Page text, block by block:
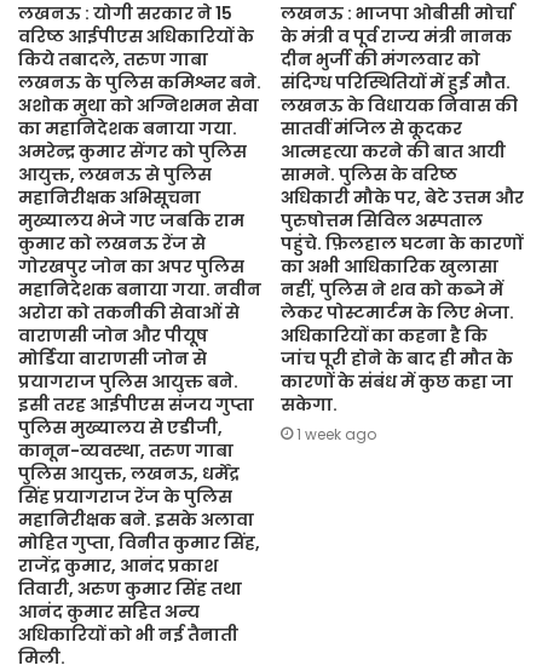
लखनऊ : योगी सरकार ने 15
वरिष्ठ आईपीएस अधिकारियों के
किये तबादले, तरुण गाबा
लखनऊ के पुलिस कमिश्नर बने.
अशोक मुथा को अग्निशमन सेवा
का महानिदेशक बनाया गया.
अमरेन्द्र कुमार सेंगर को पुलिस
आयुक्त, लखनऊ से पुलिस
महानिरीक्षक अभिसूचना
मुख्यालय भेजे गए जबकि राम
कुमार को लखनऊ रेंज से
गोरखपुर जोन का अपर पुलिस
महानिदेशक बनाया गया. नवीन
अरोरा को तकनीकी सेवाओं से
वाराणसी जोन और पीयूष
मोर्डिया वाराणसी जोन से
प्रयागराज पुलिस आयुक्त बने.
इसी तरह आईपीएस संजय गुप्ता
पुलिस मुख्यालय से एडीजी,
कानून-व्यवस्था, तरुण गाबा
पुलिस आयुक्त, लखनऊ, धर्मेंद्र
सिंह प्रयागराज रेंज के पुलिस
महानिरीक्षक बने. इसके अलावा
मोहित गुप्ता, विनीत कुमार सिंह,
राजेंद्र कुमार, आनंद प्रकाश
तिवारी, अरुण कुमार सिंह तथा
आनंद कुमार सहित अन्य
अधिकारियों को भी नई तैनाती
मिली.
लखनऊ : भाजपा ओबीसी मोर्चा
के मंत्री व पूर्व राज्य मंत्री नानक
दीन भुर्जी की मंगलवार को
संदिग्ध परिस्थितियों में हुई मौत.
लखनऊ के विधायक निवास की
सातवीं मंजिल से कूदकर
आत्महत्या करने की बात आयी
सामने. पुलिस के वरिष्ठ
अधिकारी मौके पर, बेटे उत्तम और
पुरुषोत्तम सिविल अस्पताल
पहुंचे. फ़िलहाल घटना के कारणों
का अभी आधिकारिक खुलासा
नहीं, पुलिस ने शव को कब्जे में
लेकर पोस्टमार्टम के लिए भेजा.
अधिकारियों का कहना है कि
जांच पूरी होने के बाद ही मौत के
कारणों के संबंध में कुछ कहा जा
सकेगा.
1 week ago